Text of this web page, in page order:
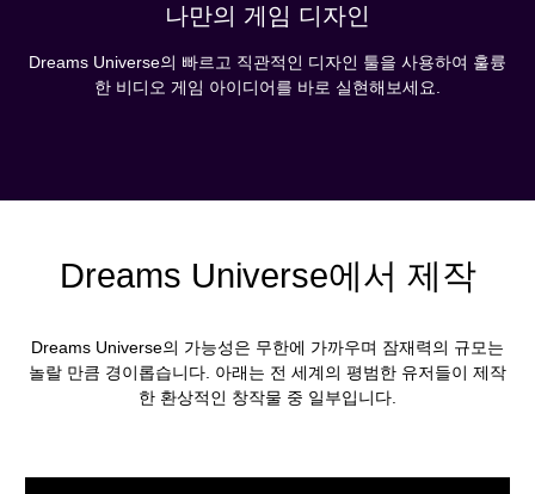
나만의 게임 디자인
Dreams Universe의 빠르고 직관적인 디자인 툴을 사용하여 훌륭
한 비디오 게임 아이디어를 바로 실현해보세요.
Dreams Universe에서 제작
Dreams Universe의 가능성은 무한에 가까우며 잠재력의 규모는
놀랄 만큼 경이롭습니다. 아래는 전 세계의 평범한 유저들이 제작
한 환상적인 창작물 중 일부입니다.